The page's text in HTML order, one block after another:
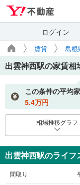
ログイン
賃貸 島根
出雲神西駅の家賃相
この条件の平均
5.4万円
相場推移グラフ
出雲神西駅のライ
間取り